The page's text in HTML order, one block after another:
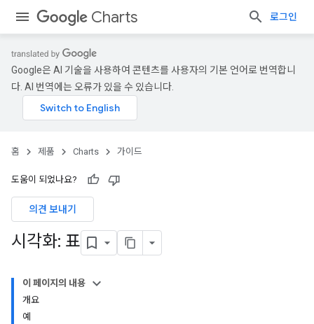
Charts 로그인
Google은 AI 기술을 사용하여 콘텐츠를 사용자의 기본 언어로 번역합니
다. AI 번역에는 오류가 있을 수 있습니다.
홈 제품 Charts 가이드
도움이 되었나요?
의견 보내기
시각화: 표
이 페이지의 내용
개요
예